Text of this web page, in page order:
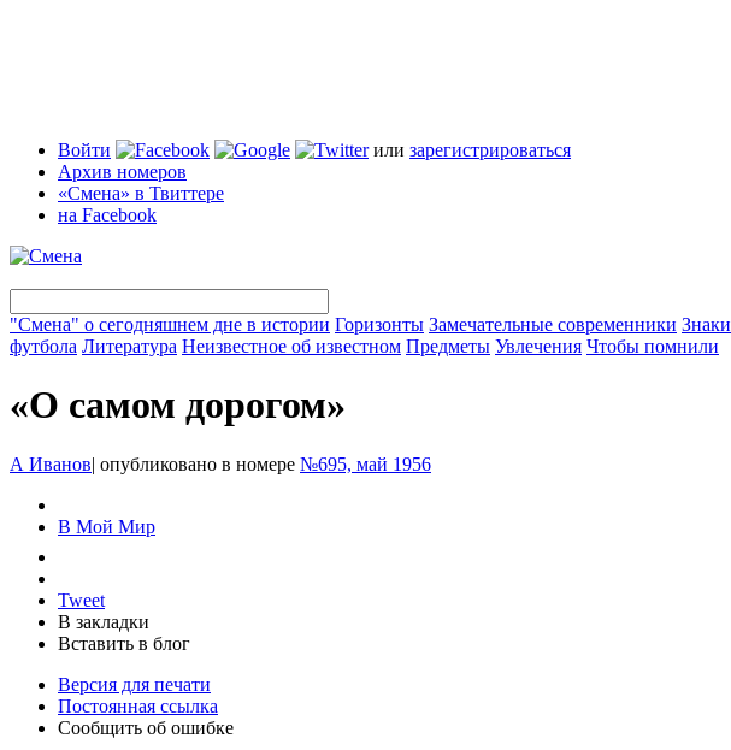
Войти или зарегистрироваться
Архив номеров
«Смена» в Твиттере
на Facebook
"Смена" о сегодняшнем дне в истории Горизонты Замечательные современники Знаки
футбола Литература Неизвестное об известном Предметы Увлечения Чтобы помнили
«О самом дорогом»
А Иванов| опубликовано в номере №695, май 1956
В Мой Мир
Tweet
В закладки
Вставить в блог
Версия для печати
Постоянная ссылка
Сообщить об ошибке